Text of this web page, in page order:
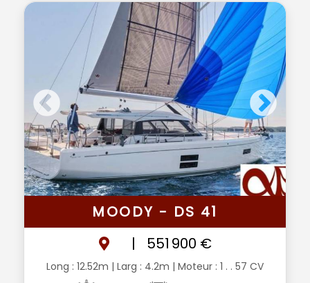
MOODY - DS 41
|
551 900 €
Long : 12.52m | Larg : 4.2m | Moteur : 1 . . 57 CV